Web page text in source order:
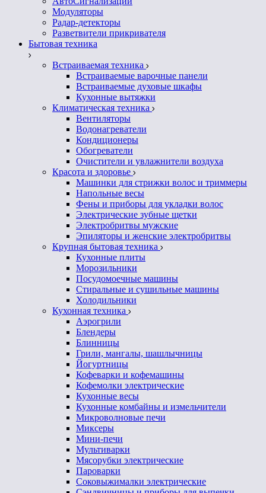
Модуляторы
Радар-детекторы
Разветвители прикривателя
Бытовая техника
Встраиваемая техника
Встраиваемые варочные панели
Встраиваемые духовые шкафы
Кухонные вытяжки
Климатическая техника
Вентиляторы
Водонагреватели
Кондиционеры
Обогреватели
Очистители и увлажнители воздуха
Красота и здоровье
Машинки для стрижки волос и триммеры
Напольные весы
Фены и приборы для укладки волос
Электрические зубные щетки
Электробритвы мужские
Эпиляторы и женские электробритвы
Крупная бытовая техника
Кухонные плиты
Морозильники
Посудомоечные машины
Стиральные и сушильные машины
Холодильники
Кухонная техника
Аэрогрили
Блендеры
Блинницы
Грили, мангалы, шашлычницы
Йогуртницы
Кофеварки и кофемашины
Кофемолки электрические
Кухонные весы
Кухонные комбайны и измельчители
Микроволновые печи
Миксеры
Мини-печи
Мультиварки
Мясорубки электрические
Пароварки
Соковыжималки электрические